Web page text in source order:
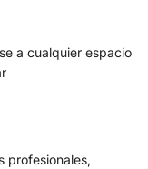
a cualquier espacio
profesionales,